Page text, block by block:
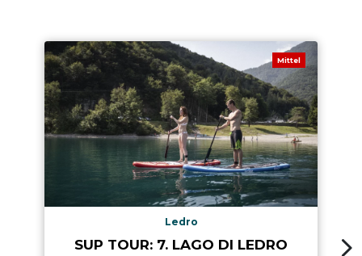
Mittel
Ledro
SUP TOUR: 7. LAGO DI LEDRO